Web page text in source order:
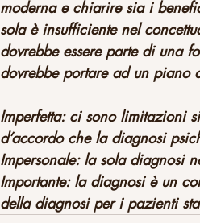
moderna e chiarire sia i
sola è insufficiente nel
dovrebbe essere parte di una
dovrebbe portare ad un piano
Imperfetta: ci sono limitazioni
d’accordo che la diagnosi
Impersonale: la sola diagnosi
Importante: la diagnosi è un
della diagnosi per i pazienti